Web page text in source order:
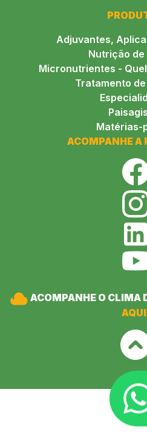
Adjuvantes,
Nutrição de
Micronutrientes -
Tratamento
Matérias-
ACOMPANHE A
ACOMPANHE O CLIMA